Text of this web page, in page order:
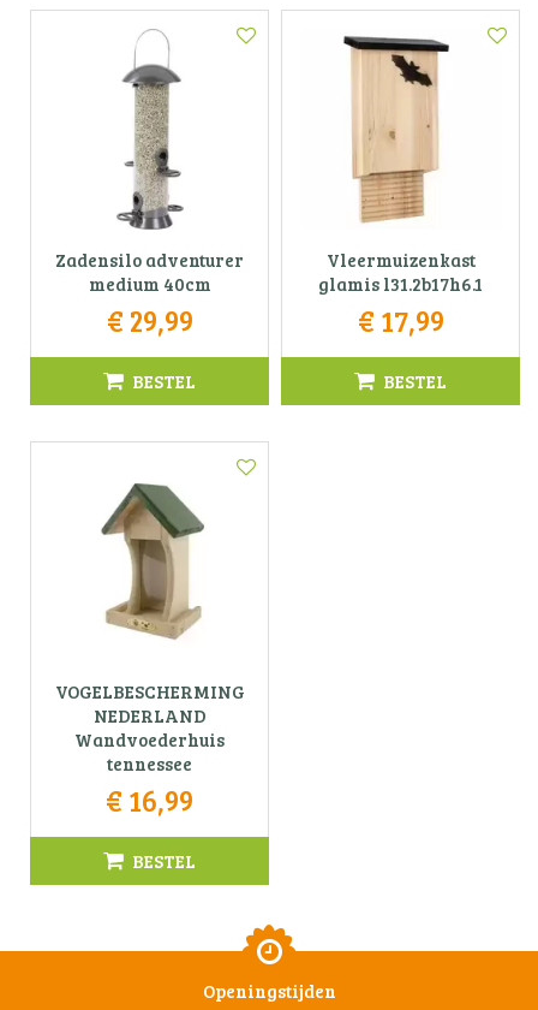
Zadensilo adventurer
medium 40cm
€ 29,99
BESTEL
Vleermuizenkast
glamis l31.2b17h6.1
€ 17,99
BESTEL
VOGELBESCHERMING
NEDERLAND
Wandvoederhuis
tennessee
€ 16,99
BESTEL
Openingstijden